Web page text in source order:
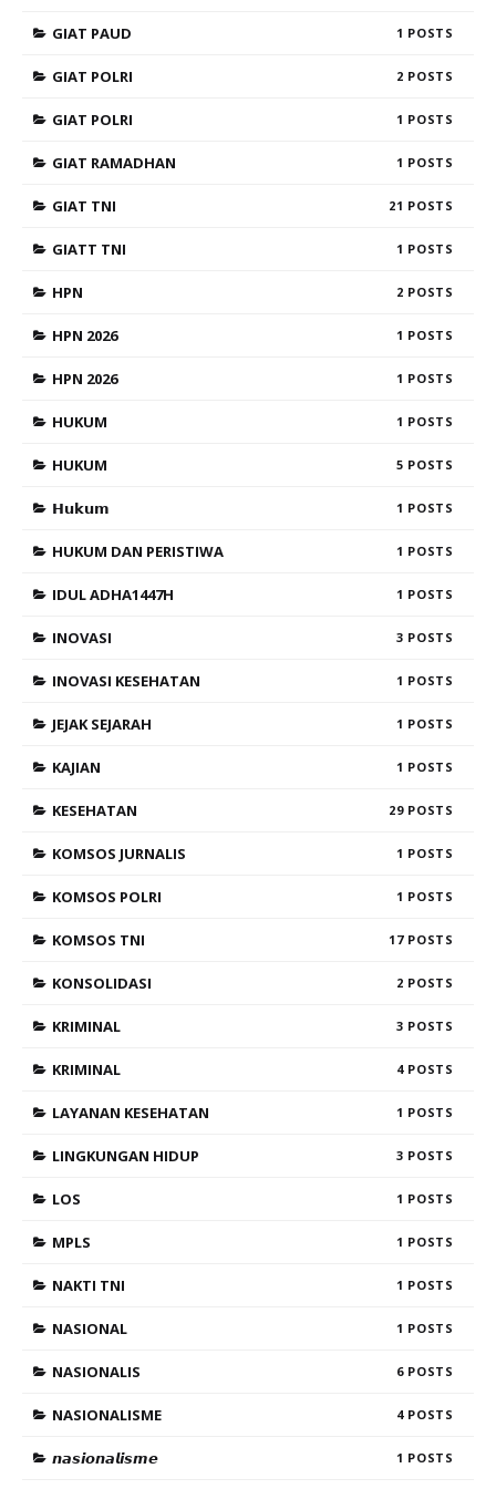
GIAT PAUD 1
GIAT POLRI 2
GIAT POLRI 1
GIAT RAMADHAN 1
GIAT TNI 21
GIATT TNI 1
HPN 2
HPN 2026 1
HPN 2026 1
HUKUM 1
HUKUM 5
𝗛𝘂𝗸𝘂𝗺 1
HUKUM DAN PERISTIWA 1
IDUL ADHA1447H 1
INOVASI 3
INOVASI KESEHATAN 1
JEJAK SEJARAH 1
KAJIAN 1
KESEHATAN 29
KOMSOS JURNALIS 1
KOMSOS POLRI 1
KOMSOS TNI 17
KONSOLIDASI 2
KRIMINAL 3
KRIMINAL 4
LAYANAN KESEHATAN 1
LINGKUNGAN HIDUP 3
LOS 1
MPLS 1
NAKTI TNI 1
NASIONAL 1
NASIONALIS 6
NASIONALISME 4
𝙣𝙖𝙨𝙞𝙤𝙣𝙖𝙡𝙞𝙨𝙢𝙚 1